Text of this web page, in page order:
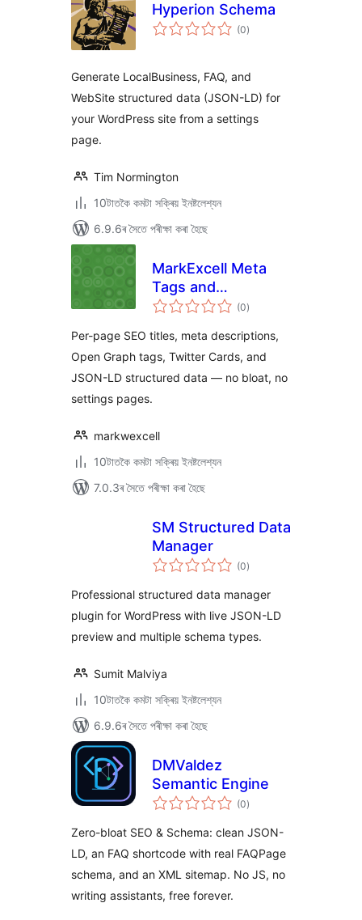
Hyperion Schema
(0টা
মুঠ)
Generate LocalBusiness, FAQ, and
WebSite structured data (JSON-LD) for
your WordPress site from a settings
page.
Tim Normington
10টাতকৈ কমটা সক্ৰিয় ইনষ্টলেশ্যন
6.9.6ৰ সৈতে পৰীক্ষা কৰা হৈছে
MarkExcell Meta
Tags and
Structured Data
(0টা
মুঠ)
Per-page SEO titles, meta descriptions,
Open Graph tags, Twitter Cards, and
JSON-LD structured data — no bloat, no
settings pages.
markwexcell
10টাতকৈ কমটা সক্ৰিয় ইনষ্টলেশ্যন
7.0.3ৰ সৈতে পৰীক্ষা কৰা হৈছে
SM Structured Data
Manager
(0টা
মুঠ)
Professional structured data manager
plugin for WordPress with live JSON-LD
preview and multiple schema types.
Sumit Malviya
10টাতকৈ কমটা সক্ৰিয় ইনষ্টলেশ্যন
6.9.6ৰ সৈতে পৰীক্ষা কৰা হৈছে
DMValdez
Semantic Engine
(0টা
মুঠ)
Zero-bloat SEO & Schema: clean JSON-
LD, an FAQ shortcode with real FAQPage
schema, and an XML sitemap. No JS, no
writing assistants, free forever.